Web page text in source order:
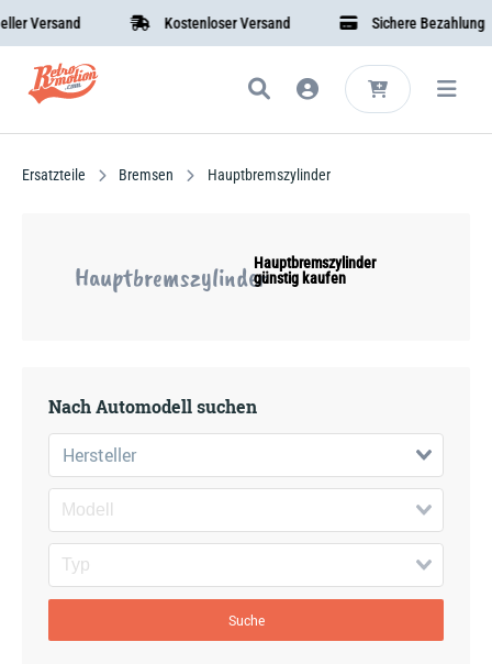
Kostenloser Versand Sichere Bezahlung
Ersatzteile Bremsen Hauptbremszylinder
HauptbremszylinderHauptbremszylinder
günstig kaufen
Nach Automodell suchen
Hersteller
Suche